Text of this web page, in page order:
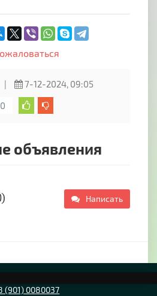
7-12-2024, 09:05
0
объявления
Написать
(901) 0080037